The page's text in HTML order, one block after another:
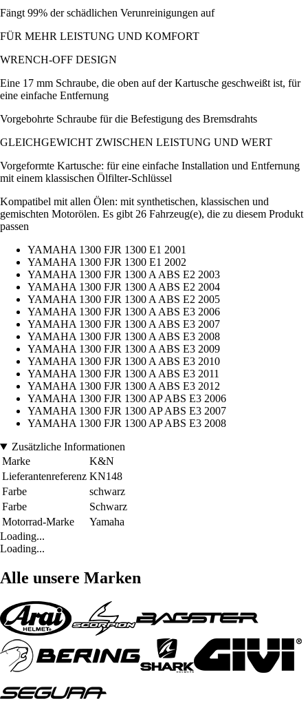
Fängt 99% der schädlichen Verunreinigungen auf
FÜR MEHR LEISTUNG UND KOMFORT
WRENCH-OFF DESIGN
Eine 17 mm Schraube, die oben auf der Kartusche geschweißt ist, für
eine einfache Entfernung
Vorgebohrte Schraube für die Befestigung des Bremsdrahts
GLEICHGEWICHT ZWISCHEN LEISTUNG UND WERT
Vorgeformte Kartusche: für eine einfache Installation und Entfernung
mit einem klassischen Ölfilter-Schlüssel
Kompatibel mit allen Ölen: mit synthetischen, klassischen und
gemischten Motorölen. Es gibt 26 Fahrzeug(e), die zu diesem Produkt
passen
YAMAHA 1300 FJR 1300 E1 2001
YAMAHA 1300 FJR 1300 E1 2002
YAMAHA 1300 FJR 1300 A ABS E2 2003
YAMAHA 1300 FJR 1300 A ABS E2 2004
YAMAHA 1300 FJR 1300 A ABS E2 2005
YAMAHA 1300 FJR 1300 A ABS E3 2006
YAMAHA 1300 FJR 1300 A ABS E3 2007
YAMAHA 1300 FJR 1300 A ABS E3 2008
YAMAHA 1300 FJR 1300 A ABS E3 2009
YAMAHA 1300 FJR 1300 A ABS E3 2010
YAMAHA 1300 FJR 1300 A ABS E3 2011
YAMAHA 1300 FJR 1300 A ABS E3 2012
YAMAHA 1300 FJR 1300 AP ABS E3 2006
YAMAHA 1300 FJR 1300 AP ABS E3 2007
YAMAHA 1300 FJR 1300 AP ABS E3 2008
Zusätzliche Informationen
Marke
K&N
Lieferantenreferenz KN148
Farbe
schwarz
Farbe
Schwarz
Motorrad-Marke
Yamaha
Loading...
Loading...
Alle unsere Marken